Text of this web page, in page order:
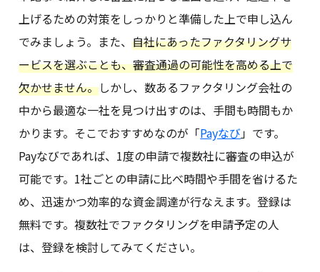
上げるための対策をしっかりと準備した上で申し込ん
でみましょう。また、自社にあったファクタリングサ
ービスを選ぶことも、審査通過の可能性を高める上で
欠かせません。しかし、数あるファクタリング会社の
中から最適な一社を見つけ出すのは、手間も時間もか
かります。そこでおすすめなのが「Payなび」です。
Payなびであれば、1度の申請で複数社に審査の申込が
可能です。1社ごとの申請に比べ時間や手間を省けるた
め、迅速かつ効率的な資金調達が行なえます。登録は
無料です。複数社でファクタリングを申請予定の人
は、登録を検討してみてください。